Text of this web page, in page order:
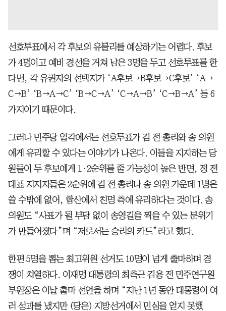
선호투표에서 각 후보의 유불리를 예상하기는 어렵다. 후보
가 4명이고 예비 경선을 거쳐 남은 3명을 두고 선호투표를 한
다면, 각 유권자의 선택지가 ‘A후보→B후보→C후보’ ‘A→
C→B’ ‘B→A→C’ ‘B→C→A’ ‘C→A→B’ ‘C→B→A’ 등 6
가지이기 때문이다.
그러나 민주당 일각에서는 선호투표가 김 전 총리와 송 의원
에게 유리할 수 있다는 이야기가 나온다. 이들을 지지하는 당
원들이 두 후보에게 1·2순위를 줄 가능성이 높은 반면, 정 전
대표 지지자들은 2순위에 김 전 총리나 송 의원 가운데 1명은
쓸 수밖에 없어, 합산에서 친명 측에 유리하다는 것이다. 송
의원도 “사표가 될 부담 없이 송영길을 찍을 수 있는 분위기
가 만들어졌다”며 “저로서는 승리의 카드”라고 했다.
한편 5명을 뽑는 최고위원 선거도 10명이 넘게 출마하며 경
쟁이 치열하다. 이재명 대통령의 최측근 김용 전 민주연구원
부원장은 이날 출마 선언을 하며 “지난 1년 동안 대통령이 여
러 성과를 냈지만 (당은) 지방선거에서 민심을 얻지 못했